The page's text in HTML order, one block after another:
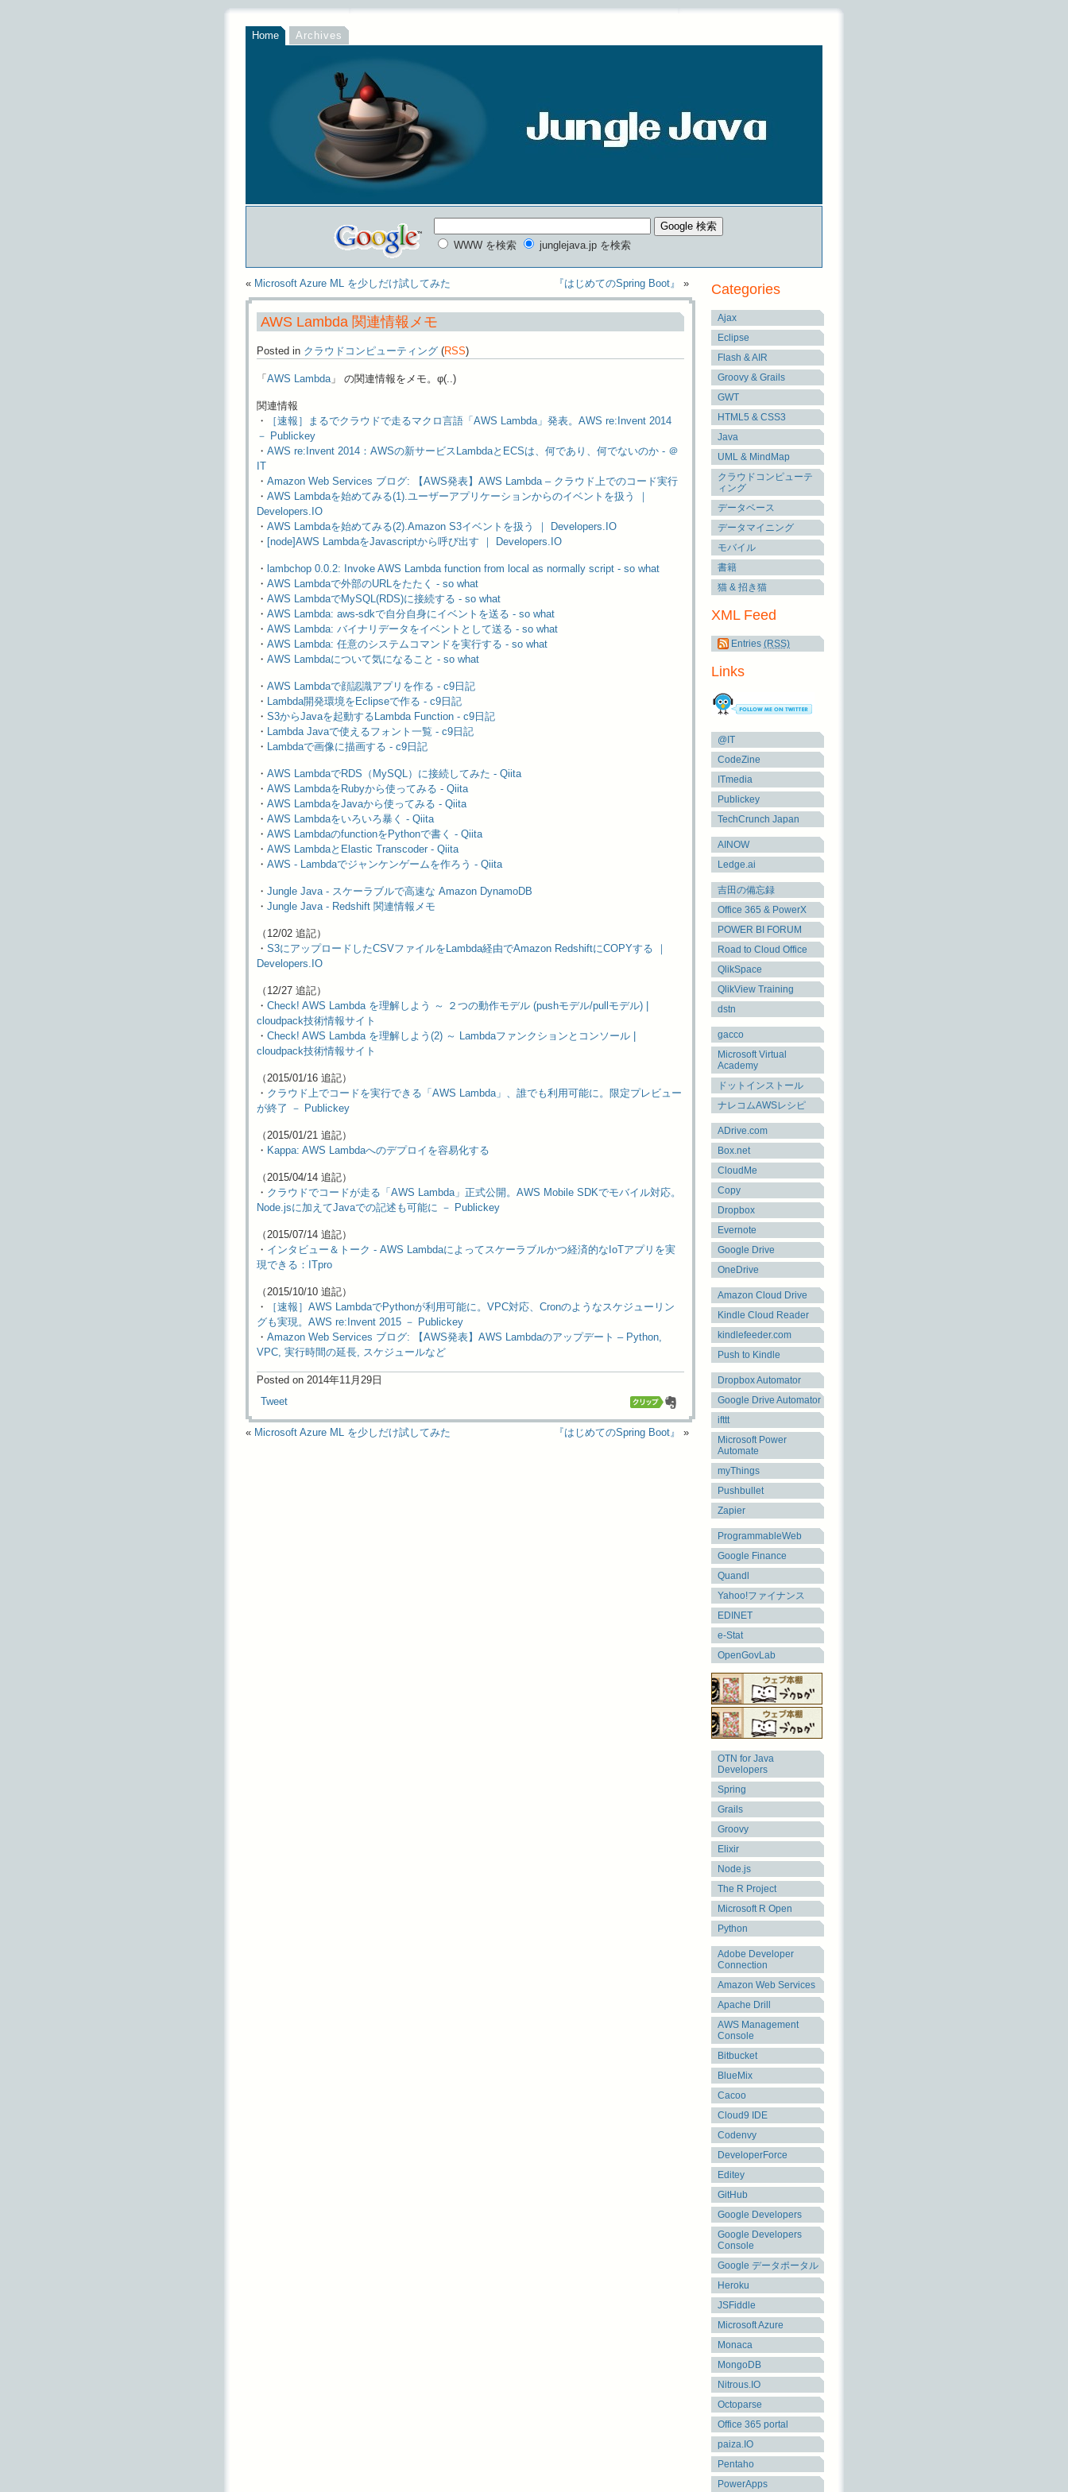
Home Archives
WWW を検索 junglejava.jp を検索
« Microsoft Azure ML を少しだけ試してみた 『はじめてのSpring Boot』 »
AWS Lambda 関連情報メモ
Posted in クラウドコンピューティング (RSS)
「 AWS Lambda」 の関連情報をメモ。φ(..)
関連情報
・
［速報］まるでクラウドで走るマクロ言語「AWS Lambda」発表。AWS re:Invent 2014
－ Publickey
・ AWS re:Invent 2014：AWSの新サービスLambdaとECSは、何であり、何でないのか - ＠
IT
・ Amazon Web Services ブログ: 【AWS発表】AWS Lambda – クラウド上でのコード実行
・ AWS Lambdaを始めてみる(1).ユーザーアプリケーションからのイベントを扱う ｜
Developers.IO
・ AWS Lambdaを始めてみる(2).Amazon S3イベントを扱う ｜ Developers.IO
・ [node]AWS LambdaをJavascriptから呼び出す ｜ Developers.IO
・ lambchop 0.0.2: Invoke AWS Lambda function from local as normally script - so what
・ AWS Lambdaで外部のURLをたたく - so what
・ AWS LambdaでMySQL(RDS)に接続する - so what
・ AWS Lambda: aws-sdkで自分自身にイベントを送る - so what
・ AWS Lambda: バイナリデータをイベントとして送る - so what
・ AWS Lambda: 任意のシステムコマンドを実行する - so what
・ AWS Lambdaについて気になること - so what
・ AWS Lambdaで顔認識アプリを作る - c9日記
・ Lambda開発環境をEclipseで作る - c9日記
・ S3からJavaを起動するLambda Function - c9日記
・ Lambda Javaで使えるフォント一覧 - c9日記
・ Lambdaで画像に描画する - c9日記
・ AWS LambdaでRDS（MySQL）に接続してみた - Qiita
・ AWS LambdaをRubyから使ってみる - Qiita
・ AWS LambdaをJavaから使ってみる - Qiita
・ AWS Lambdaをいろいろ暴く - Qiita
・ AWS LambdaのfunctionをPythonで書く - Qiita
・ AWS LambdaとElastic Transcoder - Qiita
・ AWS - Lambdaでジャンケンゲームを作ろう - Qiita
・ Jungle Java - スケーラブルで高速な Amazon DynamoDB
・ Jungle Java - Redshift 関連情報メモ
（12/02 追記）
・ S3にアップロードしたCSVファイルをLambda経由でAmazon RedshiftにCOPYする ｜
Developers.IO
（12/27 追記）
・ Check! AWS Lambda を理解しよう ～ ２つの動作モデル (pushモデル/pullモデル) |
cloudpack技術情報サイト
・ Check! AWS Lambda を理解しよう(2) ～ Lambdaファンクションとコンソール |
cloudpack技術情報サイト
（2015/01/16 追記）
・ クラウド上でコードを実行できる「AWS Lambda」、誰でも利用可能に。限定プレビュー
が終了 － Publickey
（2015/01/21 追記）
・ Kappa: AWS Lambdaへのデプロイを容易化する
（2015/04/14 追記）
・ クラウドでコードが走る「AWS Lambda」正式公開。AWS Mobile SDKでモバイル対応。
Node.jsに加えてJavaでの記述も可能に － Publickey
（2015/07/14 追記）
・ インタビュー＆トーク - AWS Lambdaによってスケーラブルかつ経済的なIoTアプリを実
現できる：ITpro
（2015/10/10 追記）
・
［速報］AWS LambdaでPythonが利用可能に。VPC対応、Cronのようなスケジューリン
グも実現。AWS re:Invent 2015 － Publickey
・ Amazon Web Services ブログ: 【AWS発表】AWS Lambdaのアップデート – Python,
VPC, 実行時間の延長, スケジュールなど
Posted on 2014年11月29日
Tweet
« Microsoft Azure ML を少しだけ試してみた 『はじめてのSpring Boot』 »
Categories
Ajax
Eclipse
Flash & AIR
Groovy & Grails
GWT
HTML5 & CSS3
Java
UML & MindMap
クラウドコンピューテ
ィング
データベース
データマイニング
モバイル
書籍
猫 & 招き猫
XML Feed
Entries (RSS)
Links
@IT
CodeZine
ITmedia
Publickey
TechCrunch Japan
AINOW
Ledge.ai
吉田の備忘録
Office 365 & PowerX
POWER BI FORUM
Road to Cloud Office
QlikSpace
QlikView Training
dstn
gacco
Microsoft Virtual
Academy
ドットインストール
ナレコムAWSレシピ
ADrive.com
Box.net
CloudMe
Copy
Dropbox
Evernote
Google Drive
OneDrive
Amazon Cloud Drive
Kindle Cloud Reader
kindlefeeder.com
Push to Kindle
Dropbox Automator
Google Drive Automator
ifttt
Microsoft Power
Automate
myThings
Pushbullet
Zapier
ProgrammableWeb
Google Finance
Quandl
Yahoo!ファイナンス
EDINET
e-Stat
OpenGovLab
OTN for Java
Developers
Spring
Grails
Groovy
Elixir
Node.js
The R Project
Microsoft R Open
Python
Adobe Developer
Connection
Amazon Web Services
Apache Drill
AWS Management
Console
Bitbucket
BlueMix
Cacoo
Cloud9 IDE
Codenvy
DeveloperForce
Editey
GitHub
Google Developers
Google Developers
Console
Google データポータル
Heroku
JSFiddle
Microsoft Azure
Monaca
MongoDB
Nitrous.IO
Octoparse
Office 365 portal
paiza.IO
Pentaho
PowerApps